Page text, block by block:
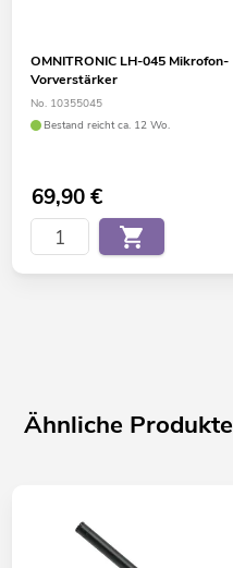
OMNITRONIC LH-045 Mikrofon-
Vorverstärker
No. 10355045
Bestand reicht ca. 12 Wo.
69,90€
Ähnliche Produkte